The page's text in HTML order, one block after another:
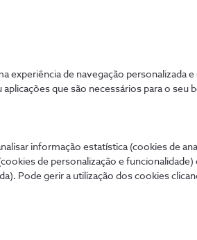
experiência de navegação personalizada
que são necessários para o
informação estatística (cookies de
de personalização e funcionalidade)
Pode gerir a utilização dos cookies